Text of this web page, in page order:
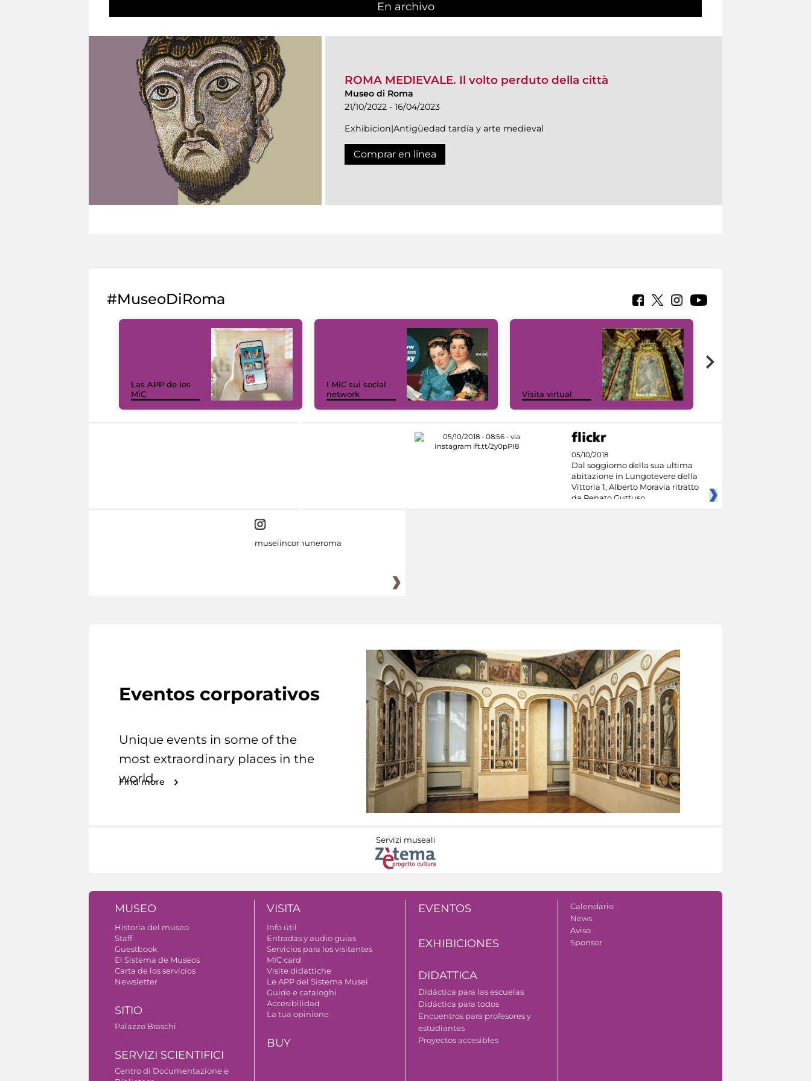
En archivo
ROMA MEDIEVALE. Il volto perduto della città
Museo di Roma
21/10/2022 - 16/04/2023
Exhibicion|Antigüedad tardía y arte medieval
Comprar en linea
#MuseoDiRoma
Las APP de los
MiC
I MiC sui social
network
Visita virtual
05/10/2018
Dal soggiorno della sua ultima
abitazione in Lungotevere della
Vittoria 1, Alberto Moravia ritratto
da Renato Guttuso
museiincomuneroma
Eventos corporativos
Unique events in some of the
most extraordinary places in the
world.
Find more
Servizi museali
MUSEO
Historia del museo
Staff
Guestbook
El Sistema de Museos
Carta de los servicios
Newsletter
SITIO
Palazzo Braschi
SERVIZI SCIENTIFICI
Centro di Documentazione e
VISITA
Info útil
Entradas y audio guías
Servicios para los visitantes
MIC card
Visite didattiche
Le APP del Sistema Musei
Guide e cataloghi
Accesibilidad
La tua opinione
BUY
EVENTOS
EXHIBICIONES
DIDATTICA
Didáctica para las escuelas
Didáctica para todos
Encuentros para profesores y
estudiantes
Proyectos accesibles
Calendario
News
Aviso
Sponsor